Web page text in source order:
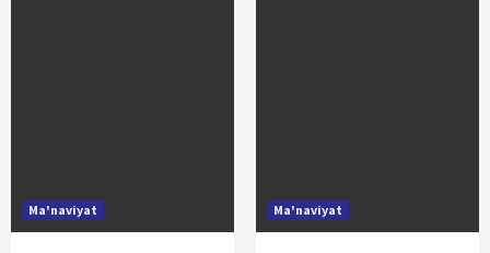
Ma'naviyat Ma'naviyat